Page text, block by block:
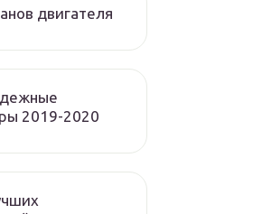
двигателя
2019-2020